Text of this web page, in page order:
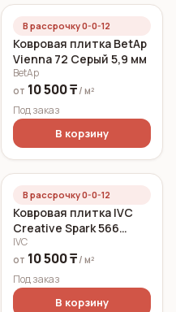
В рассрочку 0-0-12
Ковровая плитка BetAp
Vienna 72 Серый 5,9 мм
BetAp
от 10 500 ₸ / м²
Под заказ
В корзину
В рассрочку 0-0-12
Ковровая плитка IVC
Creative Spark 566
(Сине-зеленый) 6,3 мм
IVC
от 10 500 ₸ / м²
Под заказ
В корзину